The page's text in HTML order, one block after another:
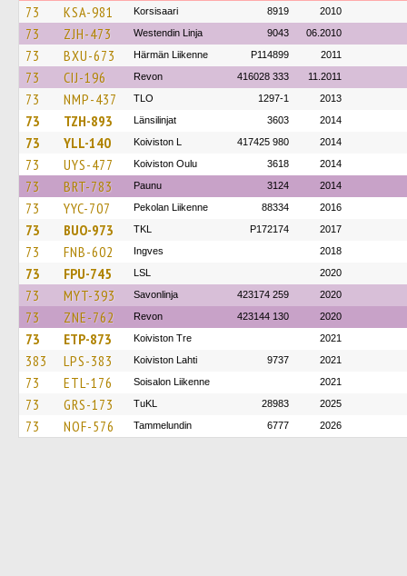
73 KSA-981 Korsisaari 8919 2010
73 ZJH-473 Westendin Linja 9043 06.2010
73 BXU-673 Härmän Liikenne P114899 2011
73 CIJ-196 Revon 416028 333 11.2011
73 NMP-437 TLO 1297-1 2013
73 TZH-893 Länsilinjat 3603 2014
73 YLL-140 Koiviston L 417425 980 2014
73 UYS-477 Koiviston Oulu 3618 2014
73 BRT-783 Paunu 3124 2014
73 YYC-707 Pekolan Liikenne 88334 2016
73 BUO-973 TKL P172174 2017
73 FNB-602 Ingves 2018
73 FPU-745 LSL 2020
73 MYT-393 Savonlinja 423174 259 2020
73 ZNE-762 Revon 423144 130 2020
73 ETP-873 Koiviston Tre 2021
383 LPS-383 Koiviston Lahti 9737 2021
73 ETL-176 Soisalon Liikenne 2021
73 GRS-173 TuKL 28983 2025
73 NOF-576 Tammelundin 6777 2026